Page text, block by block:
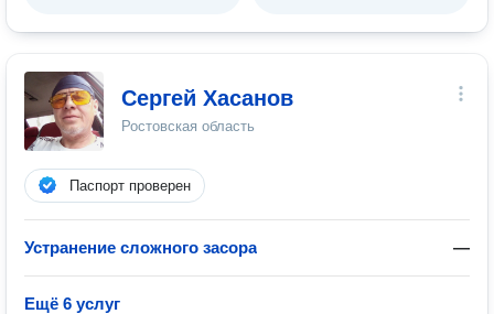
Сергей Хасанов
Ростовская область
Паспорт проверен
Устранение сложного засора —
Ещё 6 услуг